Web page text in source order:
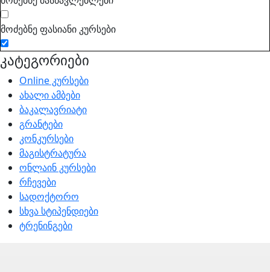
მოძებნე ფასიანი კურსები
კატეგორიები
Online კურსები
ახალი ამბები
ბაკალავრიატი
გრანტები
კონკურსები
მაგისტრატურა
ონლაინ კურსები
რჩევები
სადოქტორო
სხვა სტიპენდიები
ტრენინგები